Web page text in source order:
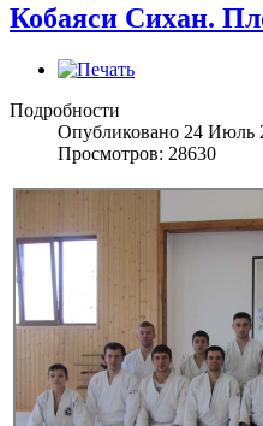
Кобаяси Сихан.
Подробности
Опубликовано 24 Июль
Просмотров: 28630